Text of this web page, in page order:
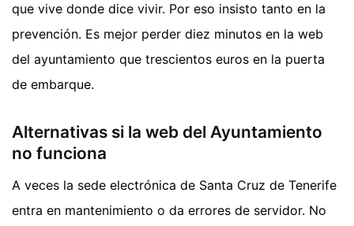
que vive donde dice vivir. Por eso insisto tanto en la
prevención. Es mejor perder diez minutos en la web
del ayuntamiento que trescientos euros en la puerta
de embarque.
Alternativas si la web del Ayuntamiento
no funciona
A veces la sede electrónica de Santa Cruz de Tenerife
entra en mantenimiento o da errores de servidor. No